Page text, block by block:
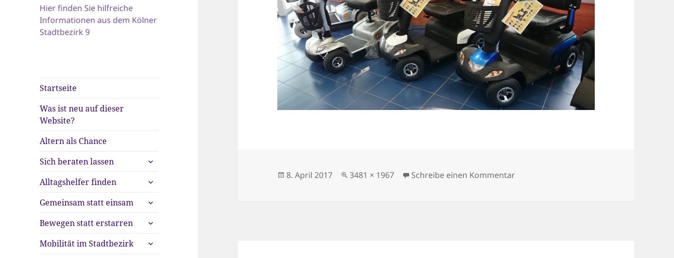
Hier finden Sie hilfreiche
Informationen aus dem Kölner
Stadtbezirk 9
Startseite
Was ist neu auf dieser
Website?
Altern als Chance
Sich beraten lassen
untermenü
anzeigen
Alltagshelfer finden
untermenü
anzeigen
Gemeinsam statt einsam
untermenü
anzeigen
Bewegen statt erstarren
untermenü
anzeigen
Mobilität im Stadtbezirk
untermenü
anzeigen
Veröffentlicht
8. April 2017
Volle
3481 × 1967 Schreibe einen Kommentarzu DSC_0226